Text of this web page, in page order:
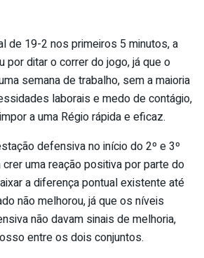
de 19-2 nos primeiros 5 minutos, a
por ditar o correr do jogo, já que o
semana de trabalho, sem a maioria
laborais e medo de contágio,
a uma Régio rápida e eficaz.
defensiva no início do 2º e 3º
uma reação positiva por parte do
a diferença pontual existente até
não melhorou, já que os níveis
não davam sinais de melhoria,
entre os dois conjuntos.